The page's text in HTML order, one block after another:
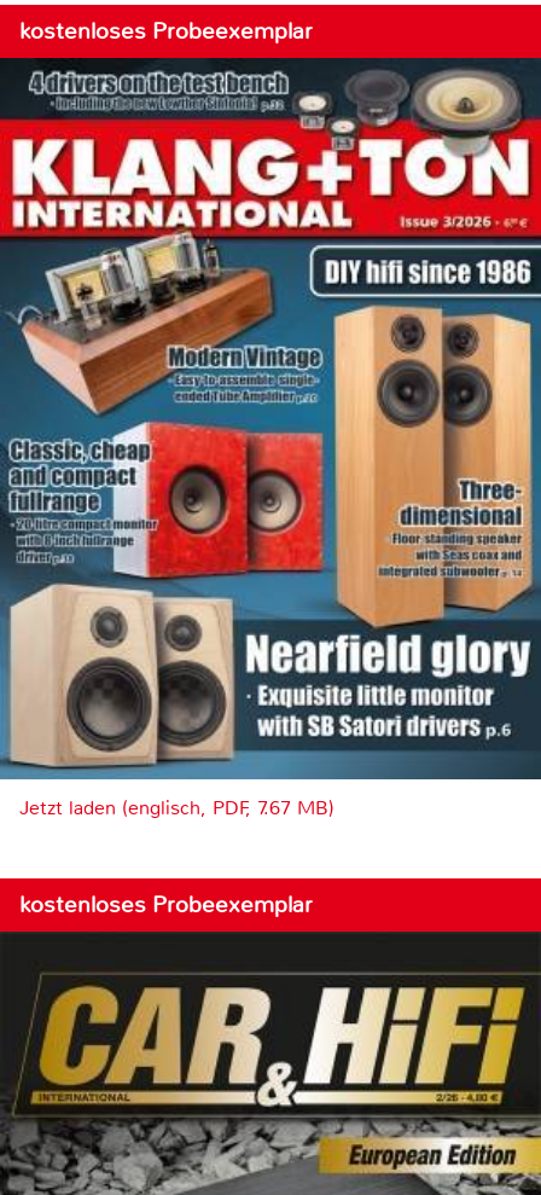
kostenloses Probeexemplar
Jetzt laden (englisch, PDF, 7.67 MB)
kostenloses Probeexemplar